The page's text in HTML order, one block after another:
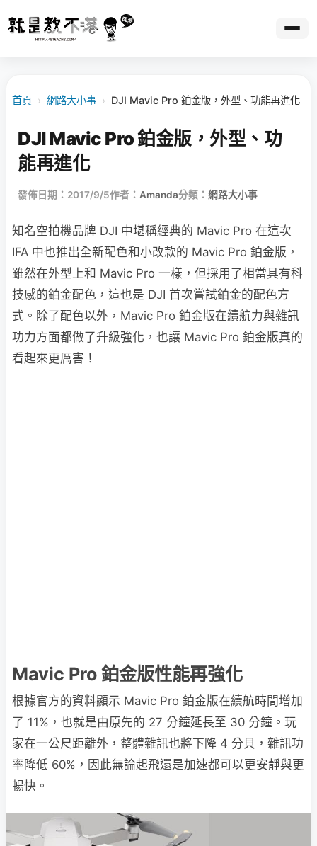
首頁 › 網路大小事 › DJI Mavic Pro 鉑金版，外型、功能再進化
DJI Mavic Pro 鉑金版，外型、功
能再進化
發佈日期：2017/9/5作者： Amanda分類： 網路大小事
知名空拍機品牌 DJI 中堪稱經典的 Mavic Pro 在這次
IFA 中也推出全新配色和小改款的 Mavic Pro 鉑金版，
雖然在外型上和 Mavic Pro 一樣，但採用了相當具有科
技感的鉑金配色，這也是 DJI 首次嘗試鉑金的配色方
式。除了配色以外，Mavic Pro 鉑金版在續航力與雜訊
功力方面都做了升級強化，也讓 Mavic Pro 鉑金版真的
看起來更厲害！
Mavic Pro 鉑金版性能再強化
根據官方的資料顯示 Mavic Pro 鉑金版在續航時間增加
了 11%，也就是由原先的 27 分鐘延長至 30 分鐘。玩
家在一公尺距離外，整體雜訊也將下降 4 分貝，雜訊功
率降低 60%，因此無論起飛還是加速都可以更安靜與更
暢快。